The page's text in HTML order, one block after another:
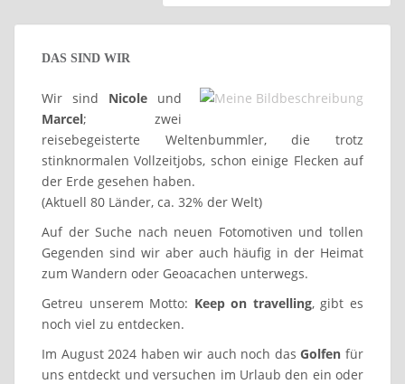
DAS SIND WIR
Wir sind Nicole und
Marcel; zwei
reisebegeisterte Weltenbummler, die trotz
stinknormalen Vollzeitjobs, schon einige Flecken auf
der Erde gesehen haben.
(Aktuell 80 Länder, ca. 32% der Welt)
Auf der Suche nach neuen Fotomotiven und tollen
Gegenden sind wir aber auch häufig in der Heimat
zum Wandern oder Geoacachen unterwegs.
Getreu unserem Motto: Keep on travelling, gibt es
noch viel zu entdecken.
Im August 2024 haben wir auch noch dasGolfen für
uns entdeckt und versuchen im Urlaub den ein oder